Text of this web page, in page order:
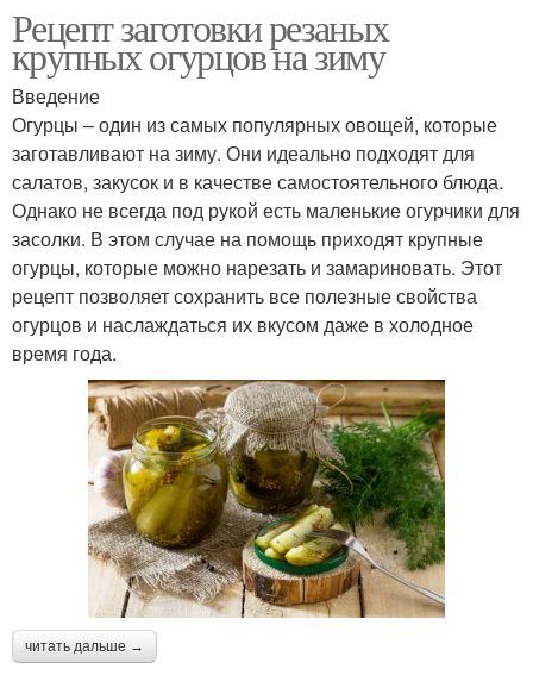
Кукуруза с овощами
Рецепт заготовки резаных
крупных огурцов на зиму
Введение
Огурцы – один из самых популярных овощей, которые
заготавливают на зиму. Они идеально подходят для
салатов, закусок и в качестве самостоятельного блюда.
Однако не всегда под рукой есть маленькие огурчики для
засолки. В этом случае на помощь приходят крупные
огурцы, которые можно нарезать и замариновать. Этот
рецепт позволяет сохранить все полезные свойства
огурцов и наслаждаться их вкусом даже в холодное
время года.
читать дальше →